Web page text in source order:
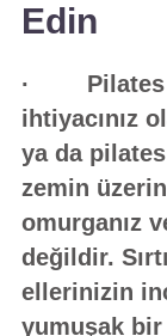
Edin
· Pilates
ihtiyacınız
ya da
zemin
omurganız
değildir.
ellerinizin
yumuşak bir